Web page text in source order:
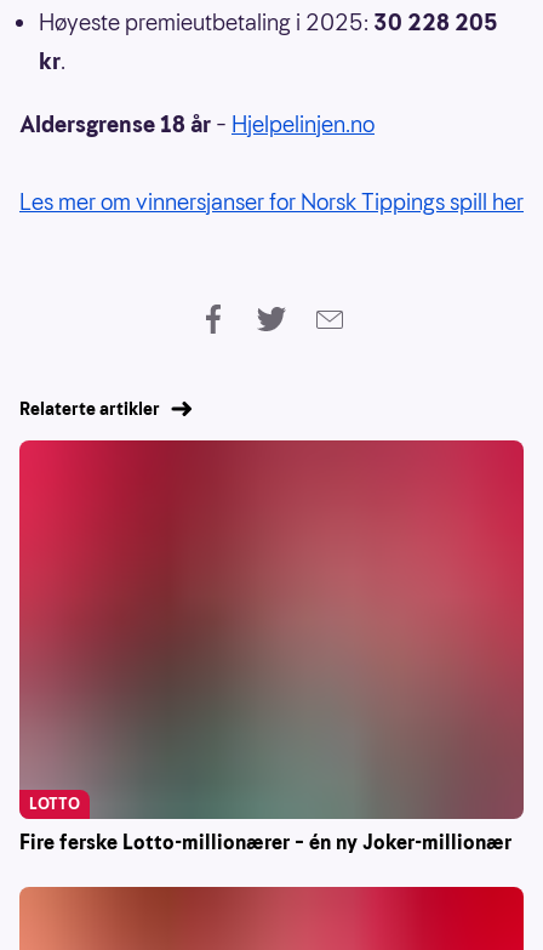
Høyeste premieutbetaling i 2025: 30 228 205
kr.
Aldersgrense 18 år – Hjelpelinjen.no
Les mer om vinnersjanser for Norsk Tippings spill her
Relaterte artikler
Fire ferske Lotto-millionærer – én ny Joker-millionær
LOTTO